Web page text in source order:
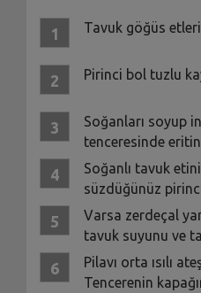
Tavuk göğüs
Pirinci bol tuzlu
Soğanları soyup
tenceresinde
Soğanlı tavuk
süzdüğünüz
Varsa zerdeçal
tavuk suyunu ve
Pilavı orta ısılı
Tencerenin